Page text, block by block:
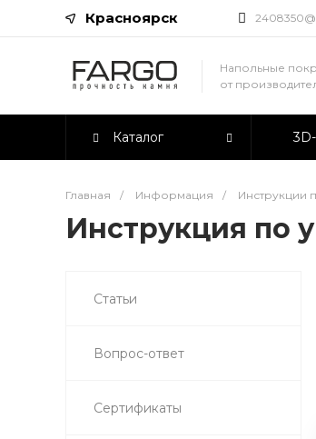
Красноярск
Напольные
от
Каталог
Главная / Информация / Инструкции
Инструкция по
Статьи
Вопрос-ответ
Сертификаты